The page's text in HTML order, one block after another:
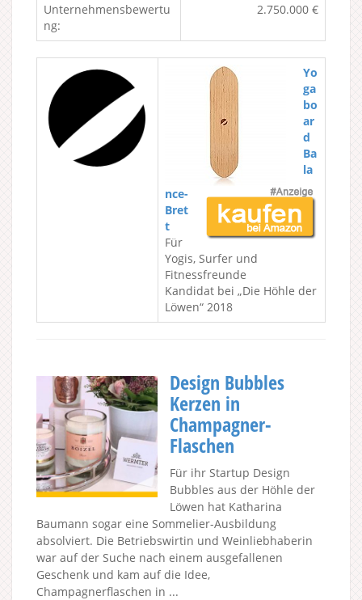
Unternehmensbewertu
ng:
2.750.000 €
Yo
ga
bo
ar
d
Ba
la
nce-
Bret
t
Für
Yogis, Surfer und
Fitnessfreunde
Kandidat bei „Die Höhle der
Löwen“ 2018
Design Bubbles
Kerzen in
Champagner-
Flaschen
Für ihr Startup Design
Bubbles aus der Höhle der
Löwen hat Katharina
Baumann sogar eine Sommelier-Ausbildung
absolviert. Die Betriebswirtin und Weinliebhaberin
war auf der Suche nach einem ausgefallenen
Geschenk und kam auf die Idee,
Champagnerflaschen in ...